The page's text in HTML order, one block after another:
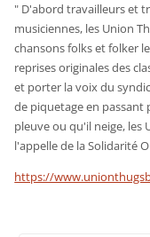
" D'abord travailleurs et
musiciennes, les Union
chansons folks et folker
reprises originales des
et porter la voix du
de piquetage en
pleuve ou qu'il neige,
l'appelle de la Solidarité
https://